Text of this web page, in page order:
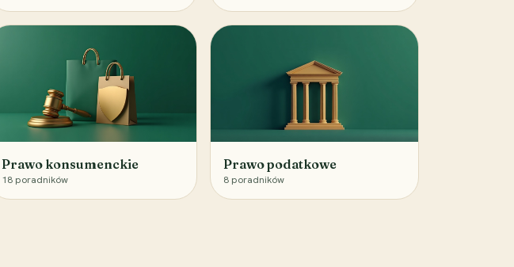
Prawo konsumenckie
18 poradników
Prawo podatkowe
8 poradników